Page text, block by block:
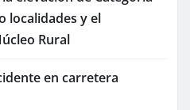
localidades y el
Rural
en carretera